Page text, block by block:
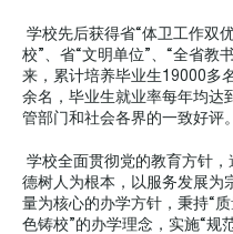
学校先后获得省“体卫工作双
校”、省“文明单位”、“全省教
来，累计培养毕业生19000多
余名，毕业生就业率每年均达
管部门和社会各界的一致好评。
学校全面贯彻党的教育方针
德树人为根本，以服务发展为
量为核心的办学方针，秉持“
色铸校”的办学理念，实施“规